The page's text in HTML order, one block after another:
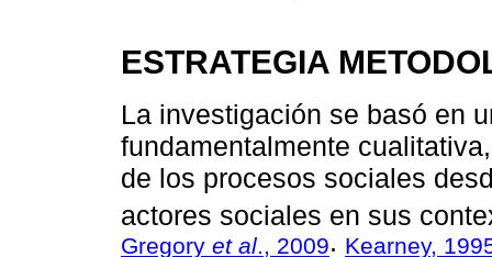
ESTRATEGIA
La investigación se basó en
fundamentalmente
de los procesos sociales
actores sociales en sus
Gregory et al., 2009 Kearney,